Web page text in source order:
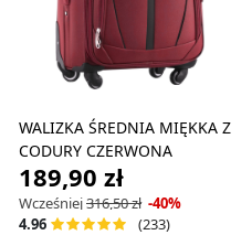
WALIZKA ŚREDNIA MIĘKKA Z
CODURY CZERWONA
189,90 zł
Wcześniej316,50 zł -40%
4.96
(233)